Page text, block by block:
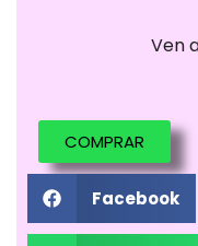
Ven
COMPRAR
Facebook